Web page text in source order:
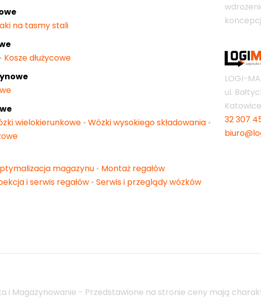
na tasmy stali
• Kosze dłużycowe
wielokierunkowe • Wózki wysokiego składowania •
magazynu • Montaż regałów
i serwis regałów • Serwis i przeglądy wózków
LOGI-
ul.
Katowice
32 307
i Magazynowanie - Przedstawione na stronie ceny mają